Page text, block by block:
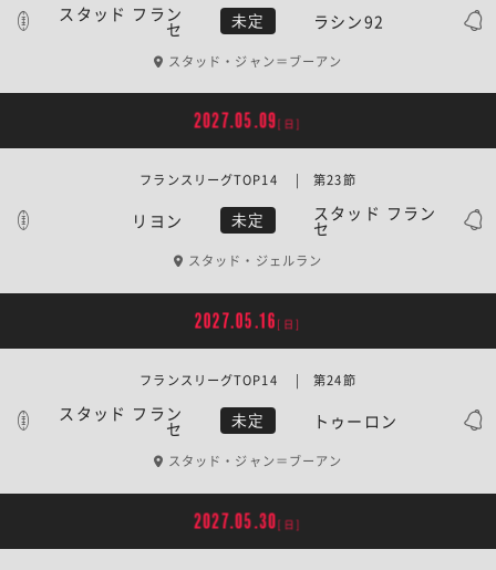
スタッド フラン
セ 未定 ラシン92
スタッド・ジャン＝ブーアン
2027.05.09[日]
リヨン 未定 スタッド フラン
セ
フランスリーグTOP14 | 第23節
スタッド・ジェルラン
2027.05.16 [日]
スタッド フラン
セ 未定 トゥーロン
フランスリーグTOP14 | 第24節
スタッド・ジャン＝ブーアン
2027.05.30[日]